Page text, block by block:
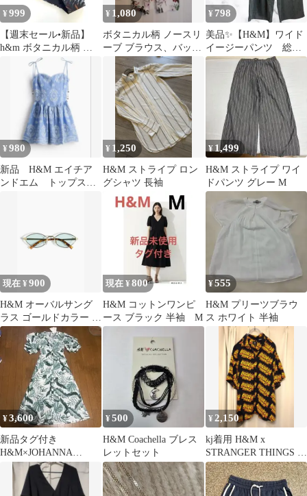
¥ 999
【週末セール•新品】
h&m ボタニカル柄 ビ
キニ ボトムのみ EUR
¥ 1,080
ボタニカル柄 ノースリ
ーブ ブラウス、バック
リボン
¥ 798
美品✨【H&M】ワイド
イージーパンツ 総ゴ
ム ヘリンボーン ダ
ークグレー XL
¥980
新品 H&M エイチア
ンドエム トップス
¥ 1,250
H&M ストライプ ロン
グシャツ 長袖
¥ 1,499
H&M ストライプ ワイ
ドパンツ グレー M
現在 ¥900
H&M オーバルサング
ラス ゴールドカラー 完
売色
現在 ¥800
H&M コットンワンピ
ース ブラック 半袖 M
¥555
H&M プリーツブラウ
ス ホワイト 半袖
¥3,600
新品タグ付き
H&M×JOHANNA
ORTIZ ワンピース ボ
タニカル リネン
¥500
H&M Coachella ブレス
レットセット
¥2,150
kj着用 H&M x
STRANGER THINGS 半
袖シャツ